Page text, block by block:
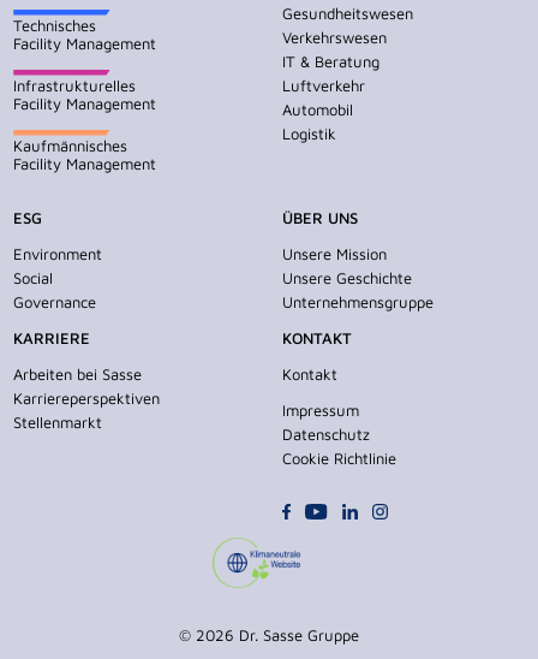
Technisches
Facility Management
Infrastrukturelles
Facility Management
Kaufmännisches
Facility Management
Gesundheitswesen
Verkehrswesen
IT & Beratung
Luftverkehr
Automobil
Logistik
ESG
Environment
Social
Governance
KARRIERE
Arbeiten bei Sasse
Karriereperspektiven
Stellenmarkt
ÜBER UNS
Unsere Mission
Unsere Geschichte
Unternehmensgruppe
KONTAKT
Kontakt
Impressum
Datenschutz
Cookie Richtlinie
© 2026 Dr. Sasse Gruppe